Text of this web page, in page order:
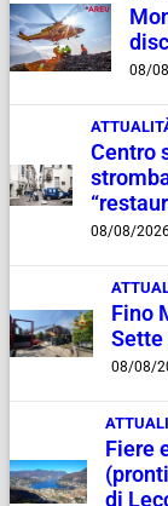
08/
Centro
08/08/
Fino
Sette
08/08/
Fiere
di